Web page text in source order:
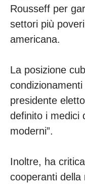
Rousseff per
settori più
americana.
La posizione
presidente
definito i medici
moderni”.
Inoltre, ha
cooperanti della